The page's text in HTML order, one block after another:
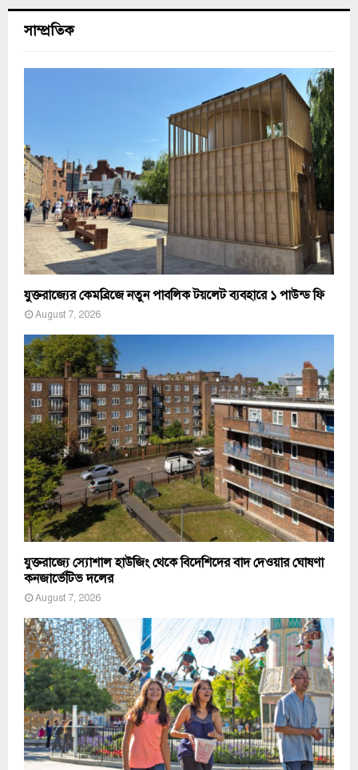
সাম্প্রতিক
যুক্তরাজ্যের কেমব্রিজে নতুন পাবলিক টয়লেট ব্যবহারে ১ পাউন্ড ফি
August 7, 2026
যুক্তরাজ্যে স্যোশাল হাউজিং থেকে বিদেশিদের বাদ দেওয়ার ঘোষণা
কনজার্ভেটিভ দলের
August 7, 2026